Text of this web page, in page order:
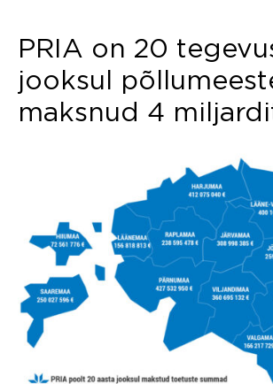
PRIA on 20
jooksul
maksnud 4